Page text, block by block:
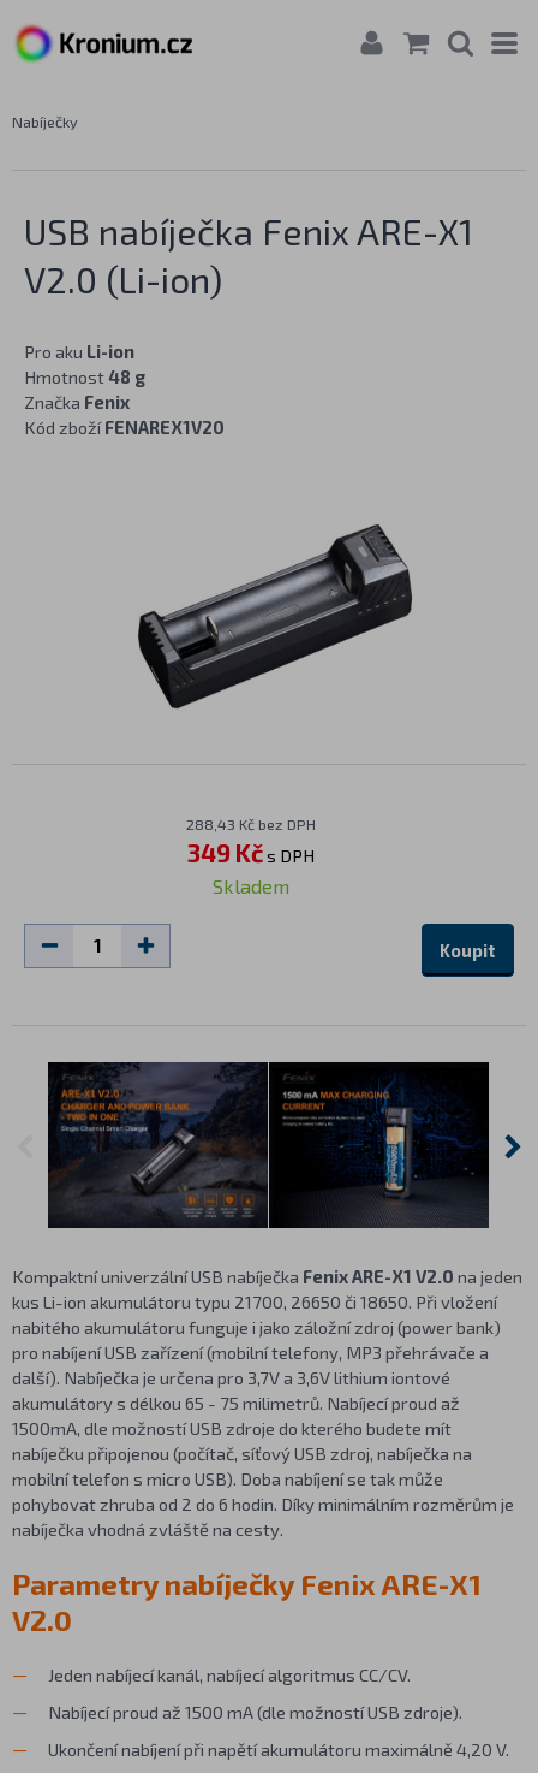
Nabíječky
USB nabíječka Fenix ARE-X1
V2.0 (Li-ion)
Pro aku Li-ion
Hmotnost48 g
Značka Fenix
Kód zbožíFENAREX1V20
288,43 Kč bez DPH
349 Kčs DPH
Skladem
Koupit
Kompaktní univerzální USB nabíječka Fenix ARE-X1 V2.0 na jeden
kus Li-ion akumulátoru typu 21700, 26650 či 18650. Při vložení
nabitého akumulátoru funguje i jako záložní zdroj (power bank)
pro nabíjení USB zařízení (mobilní telefony, MP3 přehrávače a
další). Nabíječka je určena pro 3,7V a 3,6V lithium iontové
akumulátory s délkou 65 - 75 milimetrů. Nabíjecí proud až
1500mA, dle možností USB zdroje do kterého budete mít
nabíječku připojenou (počítač, síťový USB zdroj, nabíječka na
mobilní telefon s micro USB). Doba nabíjení se tak může
pohybovat zhruba od 2 do 6 hodin. Díky minimálním rozměrům je
nabíječka vhodná zvláště na cesty.
Parametry nabíječky Fenix ARE-X1
V2.0
Jeden nabíjecí kanál, nabíjecí algoritmus CC/CV.
Nabíjecí proud až 1500 mA (dle možností USB zdroje).
Ukončení nabíjení při napětí akumulátoru maximálně 4,20 V.